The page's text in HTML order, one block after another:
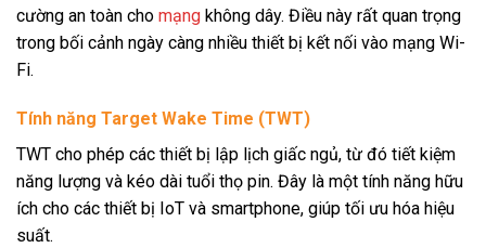
cường an toàn cho mạng không dây. Điều này rất quan trọng
trong bối cảnh ngày càng nhiều thiết bị kết nối vào mạng Wi-
Fi.
Tính năng Target Wake Time (TWT)
TWT cho phép các thiết bị lập lịch giấc ngủ, từ đó tiết kiệm
năng lượng và kéo dài tuổi thọ pin. Đây là một tính năng hữu
ích cho các thiết bị IoT và smartphone, giúp tối ưu hóa hiệu
suất.